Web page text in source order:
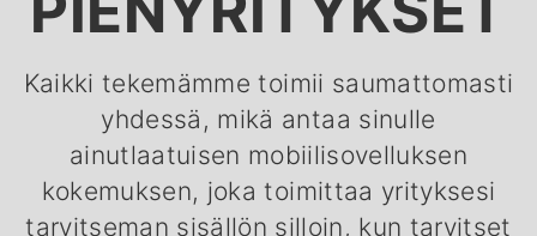
Kaikki tekemämme toimii saumattomasti
yhdessä, mikä antaa sinulle
ainutlaatuisen mobiilisovelluksen
kokemuksen, joka toimittaa yrityksesi
tarvitseman sisällön silloin, kun tarvitset